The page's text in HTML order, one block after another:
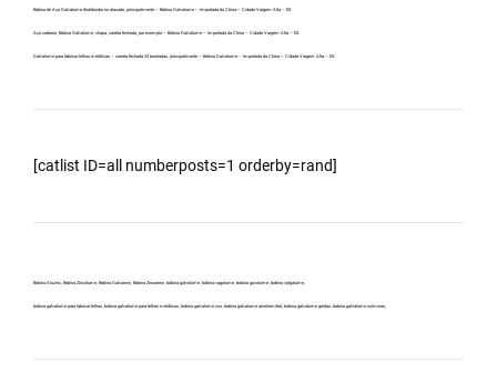
Bobina de Aço Galvalume distribuidor no atacado, principalmente – Bobina Galvalume – Importada da China – Cidade Vargem Alta – ES.
Aço carbono, Bobina Galvalume, chapa, carreta fechada, por exemplo – Bobina Galvalume – Importada da China – Cidade Vargem Alta – ES.
Galvalume para fabricar telhas metálicas – carreta fechada 32 toneladas, principalmente – Bobina Galvalume – Importada da China – Cidade Vargem Alta – ES.
[catlist ID=all numberposts=1 orderby=rand]
Bobina Aluzinc, Bobina Zincalume, Bobina Galvanew, Bobina Zincanew, bobina galvolume, bobina vagalume, bobina gavolume, bobina valgalume,
bobina galvalume para fabricar telhas, bobina galvalume para telhas metálicas, bobina galvalume csn, bobina galvalume arcelormittal, bobina galvalume gerdau, bobina galvalume usiminas,